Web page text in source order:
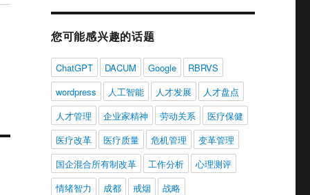
您可能感兴趣的话题
ChatGPT DACUM Google
RBRVS
wordpress
人工智能 人才发展
人才盘点
人才管理
企业家精神 劳动关系
医疗保健
医疗改革
医疗质量 危机管理
变革管理
国企混合所有制改革
工作分析
心理测评
情绪智力
成都 戒烟
战略